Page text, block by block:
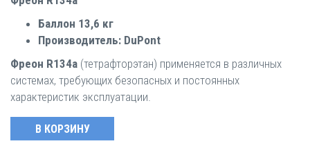
Баллон 13,6 кг
Производитель: DuPont
Фреон R134a (тетрафторэтан) применяется в различных
системах, требующих безопасных и постоянных
характеристик эксплуатации.